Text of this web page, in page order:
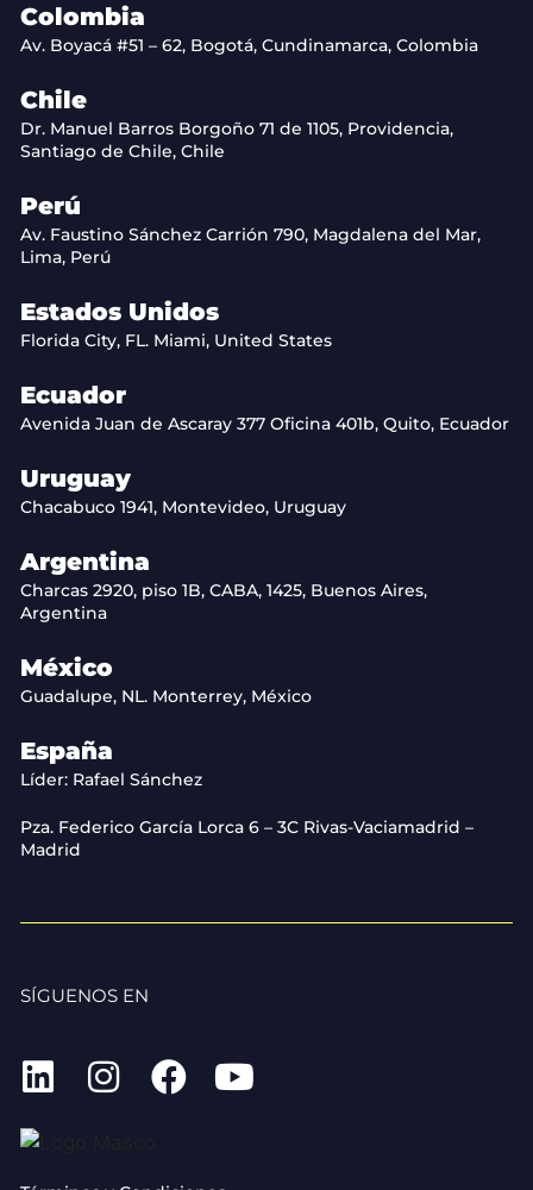
Colombia
Av. Boyacá #51 – 62, Bogotá, Cundinamarca, Colombia
Chile
Dr. Manuel Barros Borgoño 71 de 1105, Providencia,
Santiago de Chile, Chile
Perú
Av. Faustino Sánchez Carrión 790, Magdalena del Mar,
Lima, Perú
Estados Unidos
Florida City, FL. Miami, United States
Ecuador
Avenida Juan de Ascaray 377 Oficina 401b, Quito, Ecuador
Uruguay
Chacabuco 1941, Montevideo, Uruguay
Argentina
Charcas 2920, piso 1B, CABA, 1425, Buenos Aires,
Argentina
México
Guadalupe, NL. Monterrey, México
España
Líder: Rafael Sánchez
Pza. Federico García Lorca 6 – 3C Rivas-Vaciamadrid –
Madrid
SÍGUENOS EN